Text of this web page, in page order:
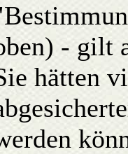
- gilt
hätten